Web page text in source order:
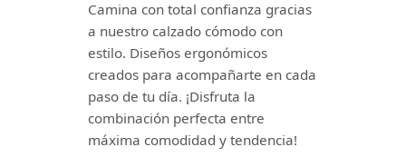
Camina con total confianza gracias
a nuestro calzado cómodo con
estilo. Diseños ergonómicos
creados para acompañarte en cada
paso de tu día. ¡Disfruta la
combinación perfecta entre
máxima comodidad y tendencia!